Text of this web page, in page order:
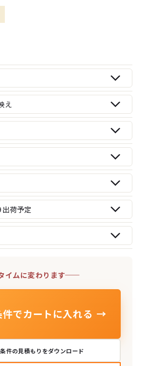
イムに変わります
件でカートに入れる →
件の見積もりをダウンロード